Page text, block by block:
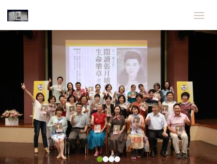
主
上
下